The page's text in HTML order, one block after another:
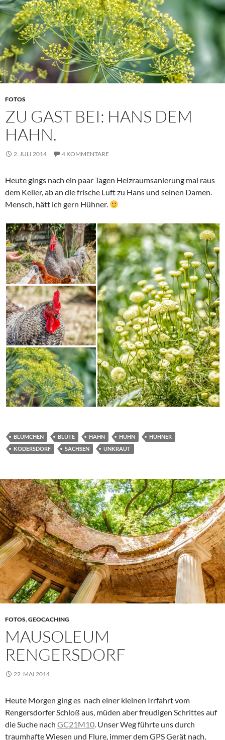
FOTOS
ZU GAST BEI: HANS DEM
HAHN.
2. JULI 2014 4 KOMMENTARE
Heute gings nach ein paar Tagen Heizraumsanierung mal raus
dem Keller, ab an die frische Luft zu Hans und seinen Damen.
Mensch, hätt ich gern Hühner.
BLÜMCHEN BLÜTE HAHN HUHN
HÜHNER
KODERSDORF
SACHSEN UNKRAUT
FOTOS,GEOCACHING
MAUSOLEUM
RENGERSDORF
22. MAI 2014
Heute Morgen ging es nach einer kleinen Irrfahrt vom
Rengersdorfer Schloß aus, müden aber freudigen Schrittes auf
die Suche nach GC21M10. Unser Weg führte uns durch
traumhafte Wiesen und Flure, immer dem GPS Gerät nach,